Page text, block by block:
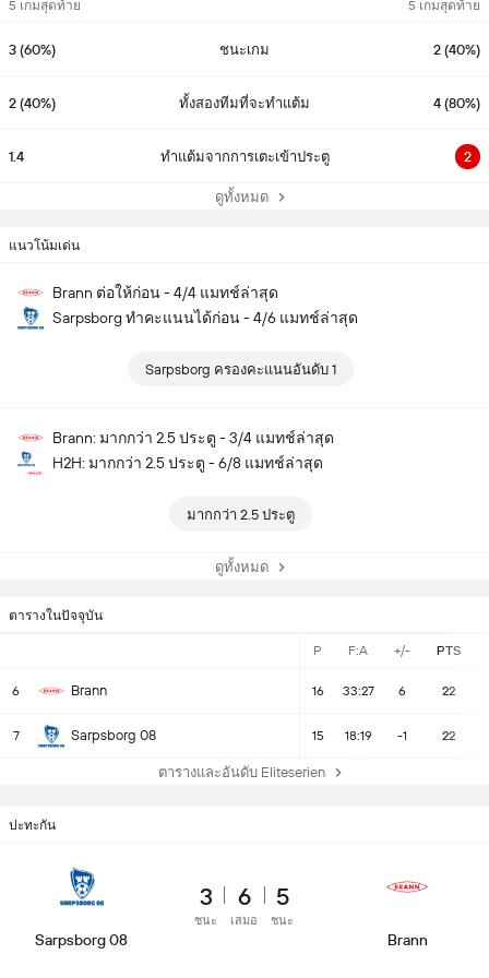
5 เกมสุดท้าย 5 เกมสุดท้าย
3 (60%) ชนะเกม 2 (40%)
2 (40%) ทั้งสองทีมที่จะทำแต้ม 4 (80%)
1.4 ทำแต้มจากการเตะเข้าประตู 2
ดูทั้งหมด
แนวโน้มเด่น
Brann ต่อให้ก่อน - 4/4 แมทช์ล่าสุด
Sarpsborg ทำคะแนนได้ก่อน - 4/6 แมทช์ล่าสุด
Sarpsborg ครองคะแนนอันดับ 1
Brann: มากกว่า 2.5 ประตู - 3/4 แมทช์ล่าสุด
H2H: มากกว่า 2.5 ประตู - 6/8 แมทช์ล่าสุด
มากกว่า 2.5 ประตู
ดูทั้งหมด
ตารางในปัจจุบัน
P F:A +/- PTS
6 Brann 16 33:27 6 22
7 Sarpsborg 08 15 18:19 -1 22
ตารางและอันดับ Eliteserien
ปะทะกัน
Sarpsborg 08
3
ชนะ
6
เสมอ
5
ชนะ
Brann